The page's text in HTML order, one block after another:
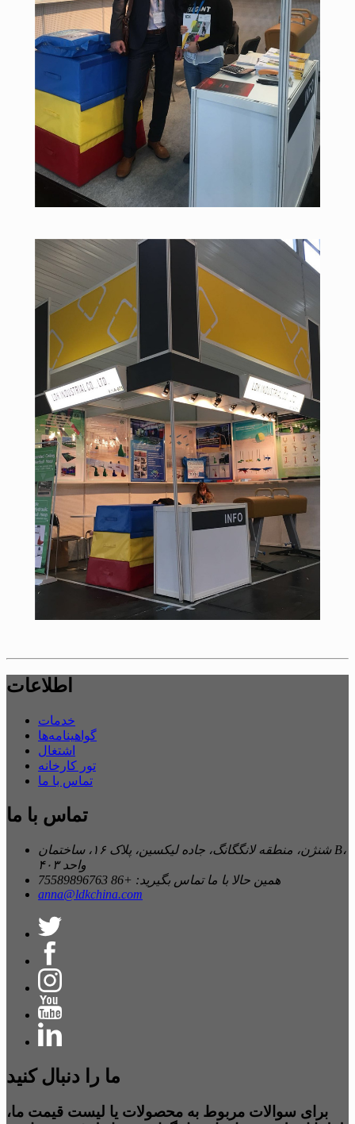
اطلاعات
خدمات
گواهینامه‌ها
اشتغال
تور کارخانه
تماس با ما
تماس با ما
شنژن، منطقه لانگگانگ، جاده لیکسین، پلاک ۱۶، ساختمان B،
واحد ۴۰۳
همین حالا با ما تماس بگیرید: +86 75589896763
anna@ldkchina.com
ما را دنبال کنید
برای سوالات مربوط به محصولات یا لیست قیمت ما،